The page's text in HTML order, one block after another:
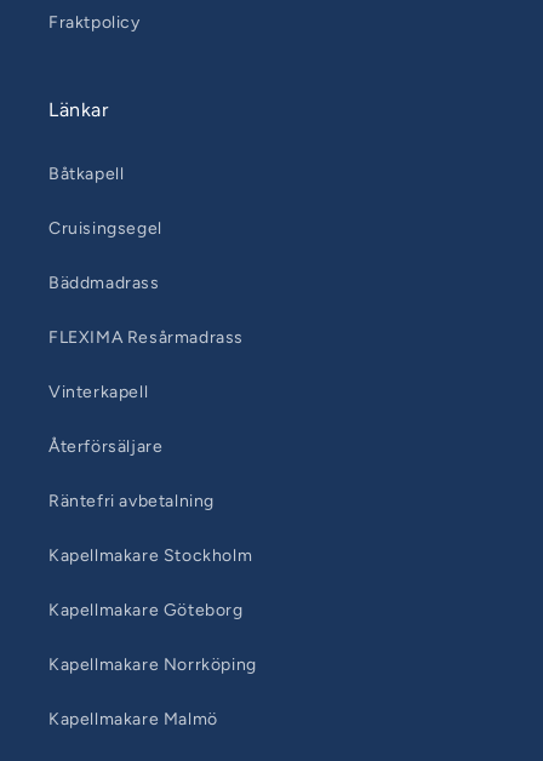
Fraktpolicy
Länkar
Båtkapell
Cruisingsegel
Bäddmadrass
FLEXIMA Resårmadrass
Vinterkapell
Återförsäljare
Räntefri avbetalning
Kapellmakare Stockholm
Kapellmakare Göteborg
Kapellmakare Norrköping
Kapellmakare Malmö